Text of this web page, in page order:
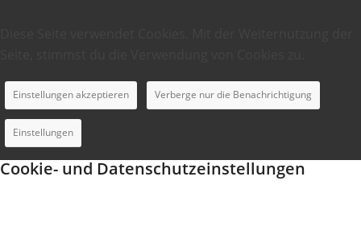
Einstellungen akzeptieren Verberge nur die Benachrichtigung
Einstellungen
Cookie- und Datenschutzeinstellungen